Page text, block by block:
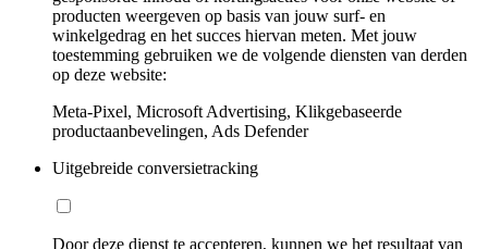
producten weergeven op basis van jouw surf- en
winkelgedrag en het succes hiervan meten. Met jouw
toestemming gebruiken we de volgende diensten van derden
op deze website:
Meta-Pixel, Microsoft Advertising, Klikgebaseerde
productaanbevelingen, Ads Defender
Uitgebreide conversietracking
Door deze dienst te accepteren, kunnen we het resultaat van